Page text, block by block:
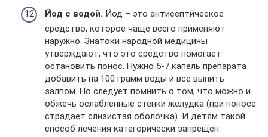
Йод с водой. Йод – это антисептическое
средство, которое чаще всего применяют
наружно. Знатоки народной медицины
утверждают, что это средство помогает
остановить понос. Нужно 5-7 капель препарата
добавить на 100 грамм воды и все выпить
залпом. Но следует помнить о том, что можно и
обжечь ослабленные стенки желудка (при поносе
страдает слизистая оболочка). И детям такой
способ лечения категорически запрещен.